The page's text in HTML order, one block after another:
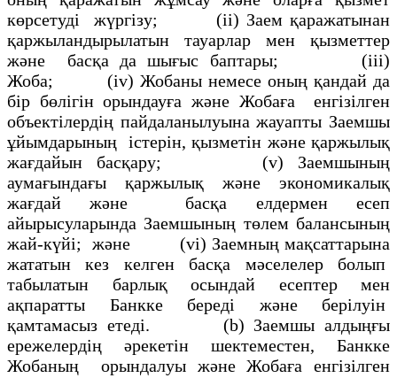
көрсетудi жүргiзу; (іі) Заем қаражатынан
қаржыландырылатын тауарлар мен қызметтер
және басқа да шығыс баптары; (iii)
Жоба; (iv) Жобаны немесе оның қандай да
бiр бөлiгiн орындауға және Жобаға енгiзiлген
объектiлердiң пайдаланылуына жауапты Заемшы
ұйымдарының iстерiн, қызметін және қаржылық
жағдайын басқару; (v) Заемшының
аумағындағы қаржылық және экономикалық
жағдай және басқа елдермен есеп
айырысуларында Заемшының төлем балансының
жай-күйi; және (vi) Заемның мақсаттарына
жататын кез келген басқа мәселелер болып
табылатын барлық осындай есептер мен
ақпаратты Банкке береді және берілуін
қамтамасыз етеді. (b) Заемшы алдыңғы
ережелердiң әрекетiн шектеместен, Банкке
Жобаның орындалуы және Жобаға енгiзiлген